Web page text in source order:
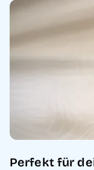
Perfekt für